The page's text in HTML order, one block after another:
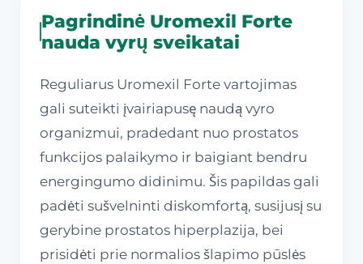
Pagrindinė Uromexil Forte
nauda vyrų sveikatai
Reguliarus Uromexil Forte vartojimas
gali suteikti įvairiapusę naudą vyro
organizmui, pradedant nuo prostatos
funkcijos palaikymo ir baigiant bendru
energingumo didinimu. Šis papildas gali
padėti sušvelninti diskomfortą, susijusį su
gerybine prostatos hiperplazija, bei
prisidėti prie normalios šlapimo pūslės